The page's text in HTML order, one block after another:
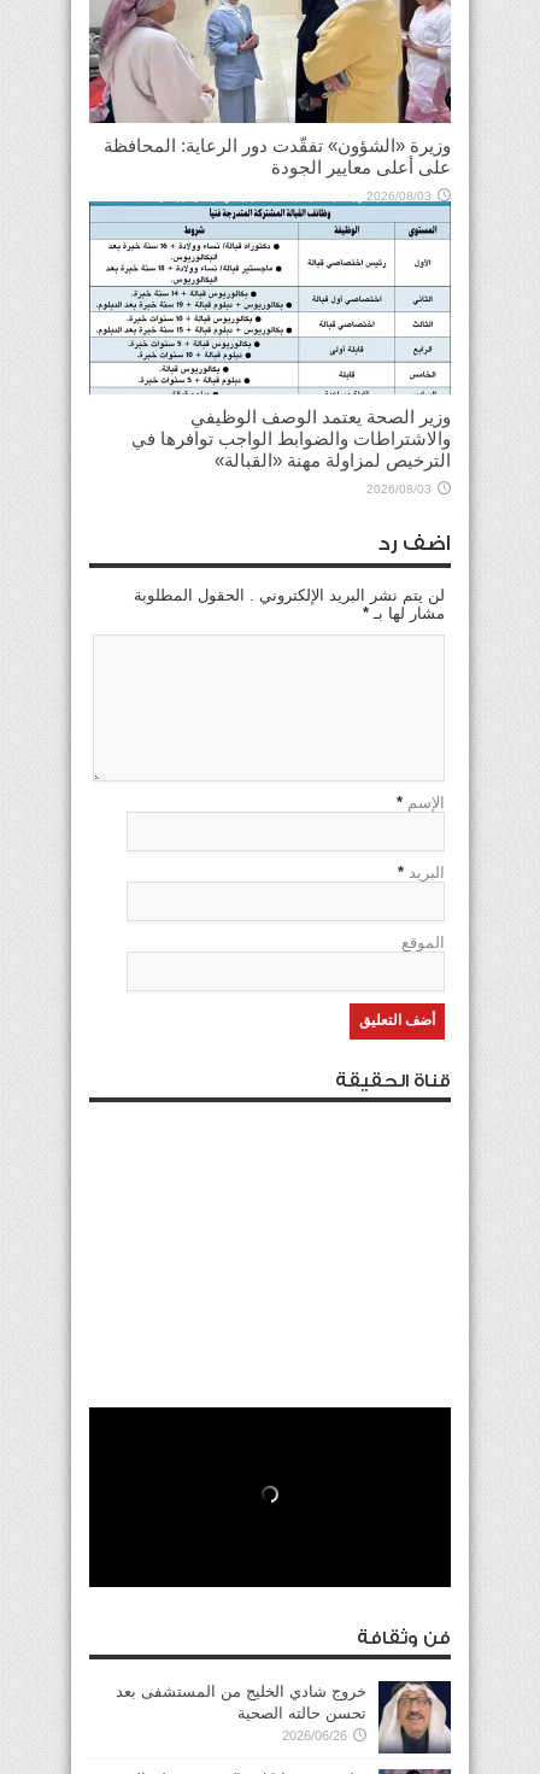
وزيرة «الشؤون» تفقّدت دور الرعاية: المحافظة
على أعلى معايير الجودة
2026/08/03
وزير الصحة يعتمد الوصف الوظيفي
والاشتراطات والضوابط الواجب توافرها في
الترخيص لمزاولة مهنة «القبالة»
2026/08/03
اضف رد
لن يتم نشر البريد الإلكتروني . الحقول المطلوبة
مشار لها بـ *
الإسم *
البريد *
الموقع
قناة الحقيقة
فن وثقافة
خروج شادي الخليج من المستشفى بعد
تحسن حالته الصحية
2026/06/26